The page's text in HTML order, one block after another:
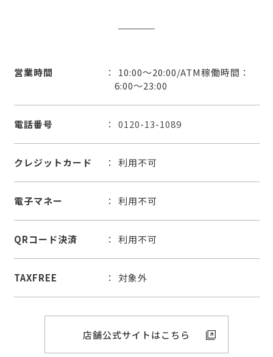
営業時間
10:00～20:00/ATM稼働時間：
6:00～23:00
電話番号 0120-13-1089
クレジットカード 利用不可
電子マネー 利用不可
QRコード決済 利用不可
TAXFREE 対象外
店舗公式サイトはこちら